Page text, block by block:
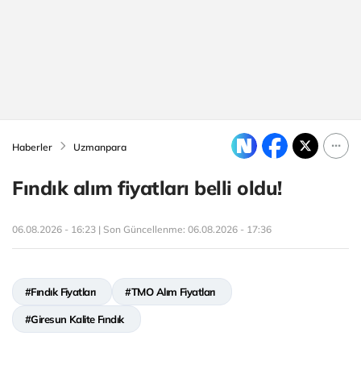
Haberler Uzmanpara
Fındık alım fiyatları belli oldu!
06.08.2026 - 16:23 | Son Güncellenme: 06.08.2026 - 17:36
#Fındık Fiyatları #TMO Alım Fiyatları
#Giresun Kalite Fındık